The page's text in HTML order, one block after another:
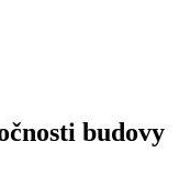
budovy